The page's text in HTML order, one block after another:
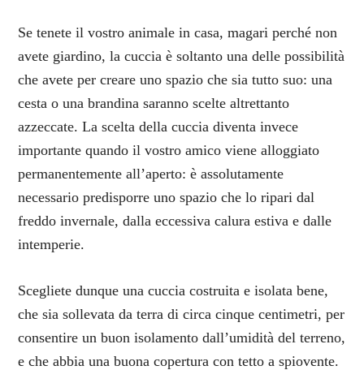
Se tenete il vostro animale in casa, magari perché non
avete giardino, la cuccia è soltanto una delle possibilità
che avete per creare uno spazio che sia tutto suo: una
cesta o una brandina saranno scelte altrettanto
azzeccate. La scelta della cuccia diventa invece
importante quando il vostro amico viene alloggiato
permanentemente all’aperto: è assolutamente
necessario predisporre uno spazio che lo ripari dal
freddo invernale, dalla eccessiva calura estiva e dalle
intemperie.
Scegliete dunque una cuccia costruita e isolata bene,
che sia sollevata da terra di circa cinque centimetri, per
consentire un buon isolamento dall’umidità del terreno,
e che abbia una buona copertura con tetto a spiovente.